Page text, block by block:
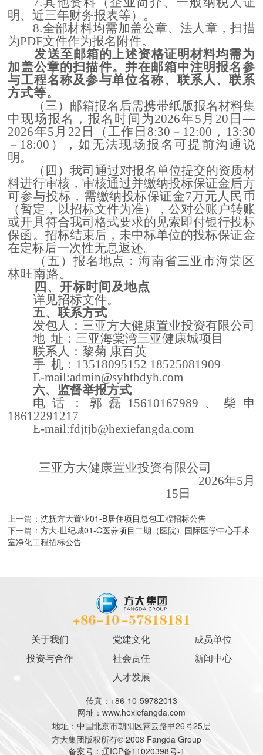
明、近三年财务报表等） 。
8.全部材料均需加盖公章、法人章，扫描
为PDF文件作为报名附件。
发送至邮箱的上述资格证明材料均需为
加盖公章的扫描件。并在邮箱中注明报名参
与工程名称及参与单位名称、联系人、联系
方式等。
（三）邮箱报名后需携带纸版报名材料集
中现场报名，报名 时间为2026年5月20日—
2026年5月22日
（工作日 8:30－12:00，13:30
－18:00） ，如无法现场报名可提前沟通说
明 。
（ 四 ）我司 通过对报名单位提交的资质材
料进行审核，审核通过并缴纳投标保证金后方
可参与投标，需缴纳投标保证金7万元人民币
（暂定，以招标文件为准）
，公对公账户转账
或开具符合我司格式要求的见索即付银行投标
保函 。招标结束后，未中标单位的投标保证金
在定标后一次性无息返还。
（ 五 ）报名地点： 海南省三亚市海棠区
林旺南路。
四、开标时间及地点
详见招标文件。
五、联系方式
发包人：三亚方大健康置业投资有限公司
地 址 ：三亚海棠湾三亚健康城项目
联系人：黎菊 康百英
手 机： 13518095152 18525081909
E-mail:admin@syhtbdyh.com
六、监督举报方式
电话：郭磊 15610167989、柴申
18612291217
E-mail:fdjtjb@hexiefangda.com
三亚方大健康置业投资有限公司
2026年5月
15 日
上一篇：沈抚方大置业01-B居住项目总包工程招标公告
下一篇：方大·世纪城01-C医养项目二期（医院）国际医学中心手术
室净化工程招标公告
关于我们 党建文化
成员单位
投资与合作
社会责任
新闻中心
人才发展
传真：+86-10-59782013
网址：www.hexiefangda.com
地址：中国北京市朝阳区霄云路甲26号25层
方大集团版权所有© 2008 Fangda Group
备案号：辽ICP备11020398号-1